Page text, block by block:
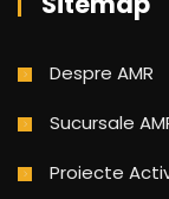
Despre AMR
Sucursale
Proiecte